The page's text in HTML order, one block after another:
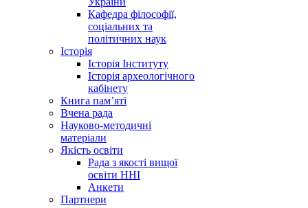
Кафедра філософії,
соціальних та
політичних наук
Історія
Історія Інституту
Історія археологічного
кабінету
Книга памʼяті
Вчена рада
Науково-методичні
матеріали
Якість освіти
Рада з якості вищої
освіти ННІ
Анкети
Партнери